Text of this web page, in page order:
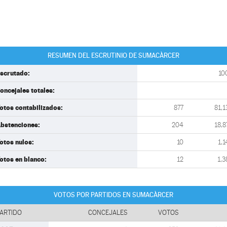
RESUMEN DEL ESCRUTINIO DE SUMACÀRCER
totales:
contabilizados: 877
204
nulos: 10
en blanco: 12
VOTOS POR PARTIDOS EN SUMACÀRCER
CONCEJALES VOTOS